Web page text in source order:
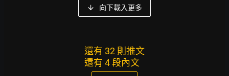
向下載入更多
還有 32 則推文
還有 4 段內文